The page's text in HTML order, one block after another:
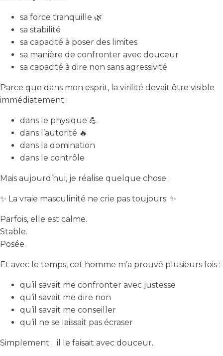
sa force tranquille 🌿
sa stabilité
sa capacité à poser des limites
sa manière de confronter avec douceur
sa capacité à dire non sans agressivité
Parce que dans mon esprit, la virilité devait être visible
immédiatement :
dans le physique 💪
dans l’autorité 🔥
dans la domination
dans le contrôle
Mais aujourd’hui, je réalise quelque chose :
✨ La vraie masculinité ne crie pas toujours. ✨
Parfois, elle est calme.
Stable.
Posée.
Et avec le temps, cet homme m’a prouvé plusieurs fois :
qu’il savait me confronter avec justesse
qu’il savait me dire non
qu’il savait me conseiller
qu’il ne se laissait pas écraser
Simplement… il le faisait avec douceur.